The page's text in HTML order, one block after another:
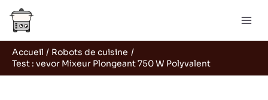
Aller
contenu
Accueil
Robots de cuisine
Test : vevor Mixeur Plongeant 750 W Polyvalent
Rechercher